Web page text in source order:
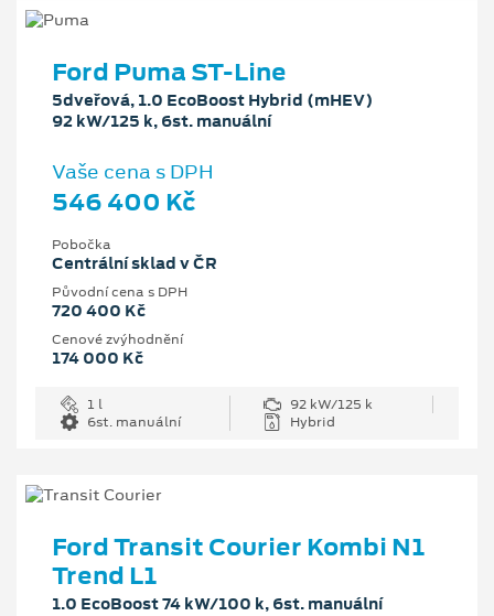
Ford Puma ST-Line
5dveřová, 1.0 EcoBoost Hybrid (mHEV)
92 kW/125 k, 6st. manuální
Vaše cena s DPH
546 400 Kč
Pobočka
Centrální sklad v ČR
Původní cena s DPH
720 400 Kč
Cenové zvýhodnění
174 000 Kč
1 l
92 kW/125 k
6st. manuální
Hybrid
Ford Transit Courier Kombi N1
Trend L1
1.0 EcoBoost 74 kW/100 k, 6st. manuální